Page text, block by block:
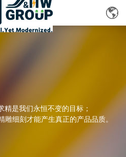
是我们永恒不变的目标；
刻才能产生真正的产品品质。